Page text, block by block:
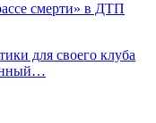
смерти» в ДТП
для своего клуба